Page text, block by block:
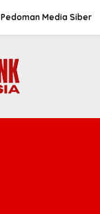
Pedoman Media Siber